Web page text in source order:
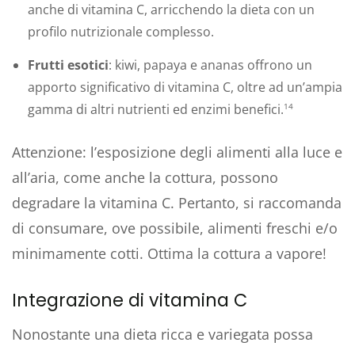
anche di vitamina C, arricchendo la dieta con un
profilo nutrizionale complesso.
Frutti esotici: kiwi, papaya e ananas offrono un
apporto significativo di vitamina C, oltre ad un’ampia
gamma di altri nutrienti ed enzimi benefici.14
Attenzione: l’esposizione degli alimenti alla luce e
all’aria, come anche la cottura, possono
degradare la vitamina C. Pertanto, si raccomanda
di consumare, ove possibile, alimenti freschi e/o
minimamente cotti. Ottima la cottura a vapore!
Integrazione di vitamina C
Nonostante una dieta ricca e variegata possa